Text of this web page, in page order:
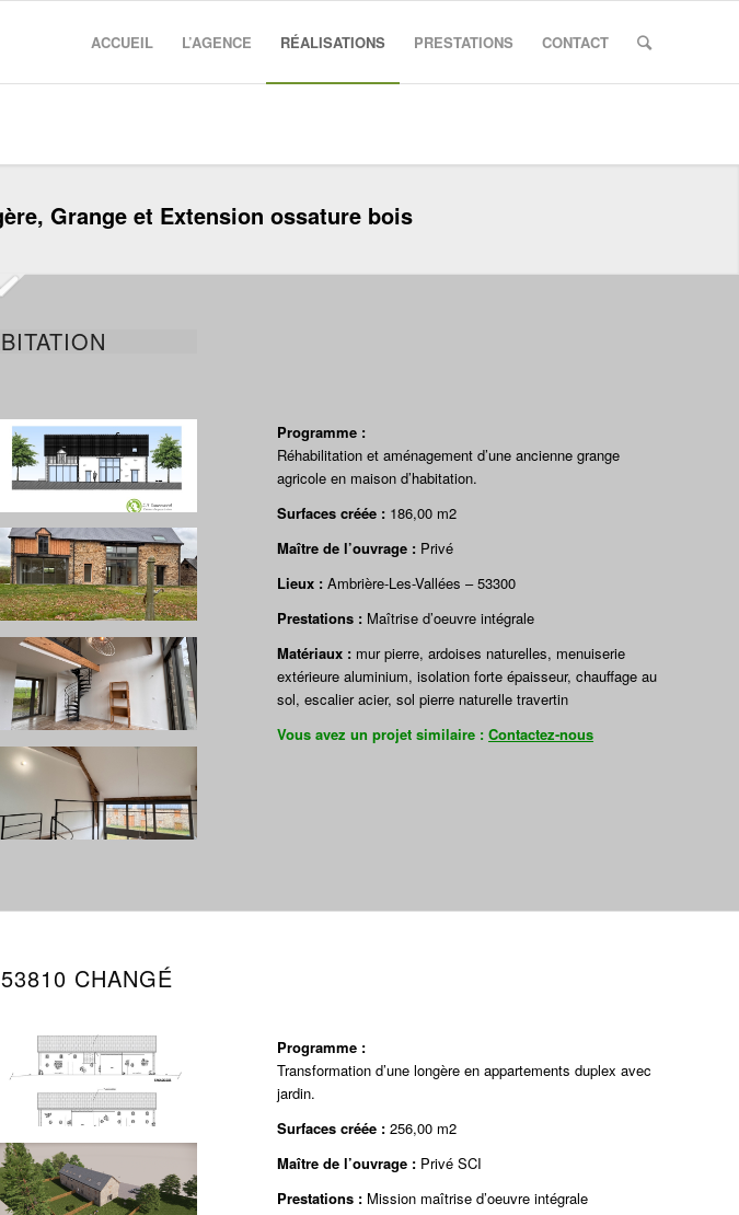
ACCUEIL L’AGENCE RÉALISATIONS PRESTATIONS CONTACT
Grange et Extension ossature bois
Programme :
Réhabilitation et aménagement d’une ancienne grange
agricole en maison d’habitation.
Surfaces créée : 186,00 m2
Maître de l’ouvrage : Privé
Lieux :Ambrière-Les-Vallées – 53300
Prestations : Maîtrise d’oeuvre intégrale
Matériaux : mur pierre, ardoises naturelles, menuiserie
extérieure aluminium, isolation forte épaisseur, chauffage au
sol, escalier acier, sol pierre naturelle travertin
Vous avez un projet similaire :Contactez-nous
CHANGÉ
Programme :
Transformation d’une longère en appartements duplex avec
jardin.
Surfaces créée :256,00 m2
Maître de l’ouvrage : Privé SCI
Prestations : Mission maîtrise d’oeuvre intégrale